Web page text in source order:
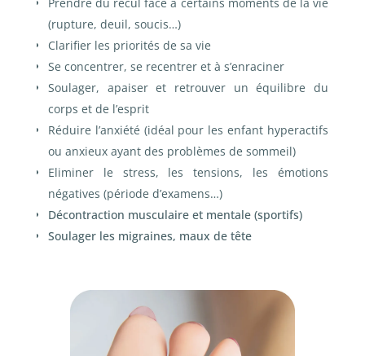
(rupture, deuil, soucis…)
Clarifier les priorités de sa vie
Se concentrer, se recentrer et à s’enraciner
Soulager, apaiser et retrouver un équilibre du
corps et de l’esprit
Réduire l’anxiété (idéal pour les enfant hyperactifs
ou anxieux ayant des problèmes de sommeil)
Eliminer le stress, les tensions, les émotions
négatives (période d’examens…)
Décontraction musculaire et mentale (sportifs)
Soulager les migraines, maux de tête